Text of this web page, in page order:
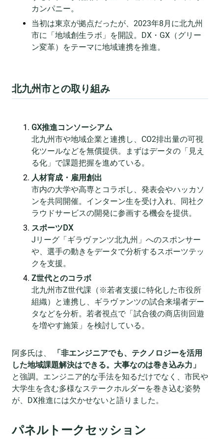
カンパニー。
当初は東京が拠点だったが、2023年8月に北九州
市に「地域創生ラボ」を開設。DX・GX（グリー
ン変革）をテーマに地域連携を推進。
北九州市との取り組み
GX推進コンソーシアム
北九州市や地域企業と連携し、CO2排出量の可視
化ツールなどを無償提供。まずはデータの「見え
る化」で課題把握を進めている。
人材育成・雇用創出
市内の大学や高専とコラボし、発表会やハッカソ
ンを共同開催。インターン生を受け入れ、同社ク
ラウドサービスの開発に参画する機会を提供。
スポーツDX
Jリーグ「ギラヴァンツ北九州」へのスポンサー
や、選手の動きをデータで分析するスポーツテッ
クを支援。
Z世代とのコラボ
北九州市Z世代課（※若者支援に特化した市役所
組織）と連携し、ギラヴァンツの試合来場者デー
タなどを分析。若者視点で「試合後の商店街回遊
を増やす施策」を検討している。
阿多氏は、
「非エンジニアでも、テクノロジーを活用
した地域課題解決はできる。大事なのは巻き込み力」
と強調。エンジニア的な手法を知るだけでなく、市民や
大学生を含む多様なステークホルダーを巻き込む姿勢
が、DX推進には欠かせないと語りました。
パネルトークセッション